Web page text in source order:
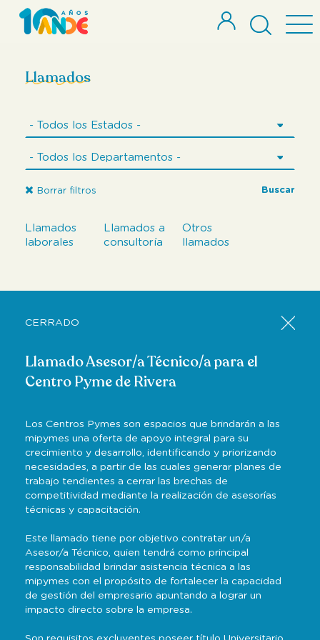
Llamados
Borrar filtros Buscar
Llamados
laborales
Llamados a
consultoría
Otros
llamados
CERRADO
Llamado Asesor/a Técnico/a para el
Centro Pyme de Rivera
Los Centros Pymes son espacios que brindarán a las
mipymes una oferta de apoyo integral para su
crecimiento y desarrollo, identificando y priorizando
necesidades, a partir de las cuales generar planes de
trabajo tendientes a cerrar las brechas de
competitividad mediante la realización de asesorías
técnicas y capacitación.
Este llamado tiene por objetivo contratar un/a
Asesor/a Técnico, quien tendrá como principal
responsabilidad brindar asistencia técnica a las
mipymes con el propósito de fortalecer la capacidad
de gestión del empresario apuntando a lograr un
impacto directo sobre la empresa.